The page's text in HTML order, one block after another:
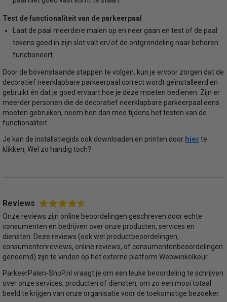
Test de functionaliteit van de parkeerpaal
Laat de paal meerdere malen op en neer gaan en test of de paal
tekens goed in zijn slot valt en/of de ontgrendeling naar behoren
functioneert.
Door de bovenstaande stappen te volgen, kun je ervoor zorgen dat de
decoratief neerklapbare parkeerpaal correct wordt geïnstalleerd en
gebruikt én dat je goed ervaart hoe je deze moeten bedienen. Zijn er
meerder personen die de decoratief neerklapbare parkeerpaal eens
moeten gebruiken, neem hen dan mee tijdens het testen van de
functionaliteit.
Je kan de installatiegids ook downloaden en printen door hierte
klikken, Wel zo handig toch?
Reviews
Onze reviews zijn online beoordelingen geschreven door echte
consumenten en bedrijven over onze producten, services en
diensten. Deze reviews (ook wel productbeoordelingen,
consumentenreviews, online reviews, of consumentenbeoordelingen
genoemd) zijn te vinden op het externe platform Webwinkelkeur.
ParkeerPalen-ShoP.nl vraagt je om een leuke beoordeling te schrijven
over onze services, producten of diensten, om zo een mooi totaal
beeld te krijgen van onze organisatie voor de toekomstige bezoeker.